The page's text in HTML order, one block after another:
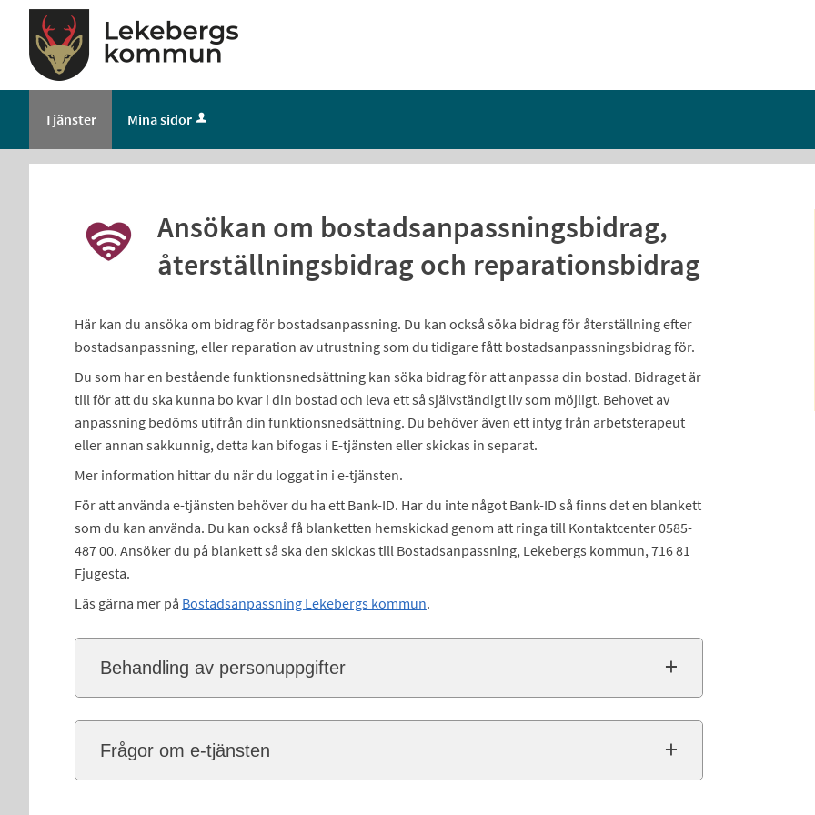
Tjänster Mina sidor
Ansökan om bostadsanpassningsbidrag,
återställningsbidrag och reparationsbidrag
Här kan du ansöka om bidrag för bostadsanpassning. Du kan också söka bidrag för återställning efter
bostadsanpassning, eller reparation av utrustning som du tidigare fått bostadsanpassningsbidrag för.
Du som har en bestående funktionsnedsättning kan söka bidrag för att anpassa din bostad. Bidraget är
till för att du ska kunna bo kvar i din bostad och leva ett så självständigt liv som möjligt. Behovet av
anpassning bedöms utifrån din funktionsnedsättning. Du behöver även ett intyg från arbetsterapeut
eller annan sakkunnig, detta kan bifogas i E-tjänsten eller skickas in separat.
Mer information hittar du när du loggat in i e-tjänsten.
För att använda e-tjänsten behöver du ha ett Bank-ID. Har du inte något Bank-ID så finns det en blankett
som du kan använda. Du kan också få blanketten hemskickad genom att ringa till Kontaktcenter 0585-
487 00. Ansöker du på blankett så ska den skickas till Bostadsanpassning, Lekebergs kommun, 716 81
Fjugesta.
Läs gärna mer på Bostadsanpassning Lekebergs kommun.
Behandling av personuppgifter
Frågor om e-tjänsten